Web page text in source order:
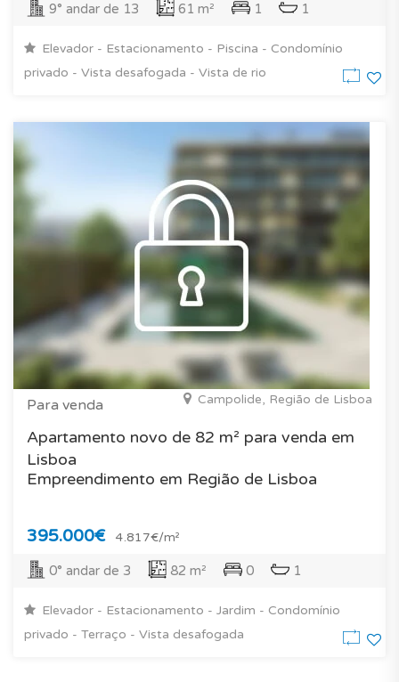
9° andar de 13 61 m² 1 1
Elevador - Estacionamento - Piscina - Condomínio
privado - Vista desafogada - Vista de rio
Para venda Campolide, Região de Lisboa
Apartamento novo de 82 m² para venda em
Lisboa
Empreendimento em Região de Lisboa
395.000€ 4.817€/m²
0° andar de 3 82 m² 0 1
Elevador - Estacionamento - Jardim - Condomínio
privado - Terraço - Vista desafogada